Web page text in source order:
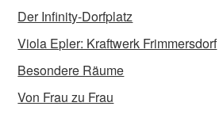
Der Infinity-Dorfplatz
Viola Epler: Kraftwerk Frimmersdorf
Besondere Räume
Von Frau zu Frau